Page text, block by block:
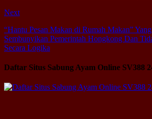
Next
“Hantu Pesan Makan di Rumah Makan”
Sembunyikan Pemerintah Hongkong Dan
Secara Logika
Daftar Situs Sabung Ayam Online SV388